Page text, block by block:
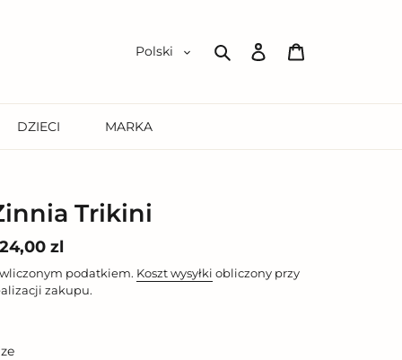
Polski
Zaloguj
DZIECI MARKA
Trikini
zl
podatkiem. Koszt wysyłki obliczony przy
zakupu.